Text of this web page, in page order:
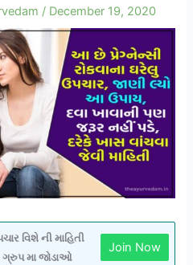
/ December 19, 2020
વિશે ની માહિતી
ગ્રુપ મા જોડાઓ
Join Now